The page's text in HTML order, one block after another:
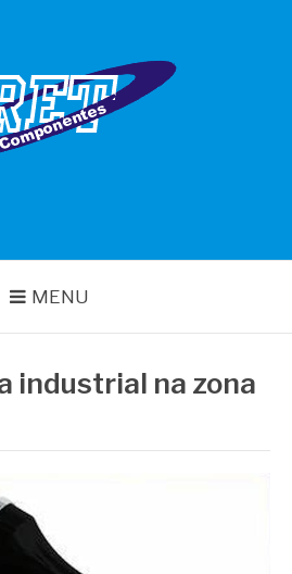
MENU
industrial na zona